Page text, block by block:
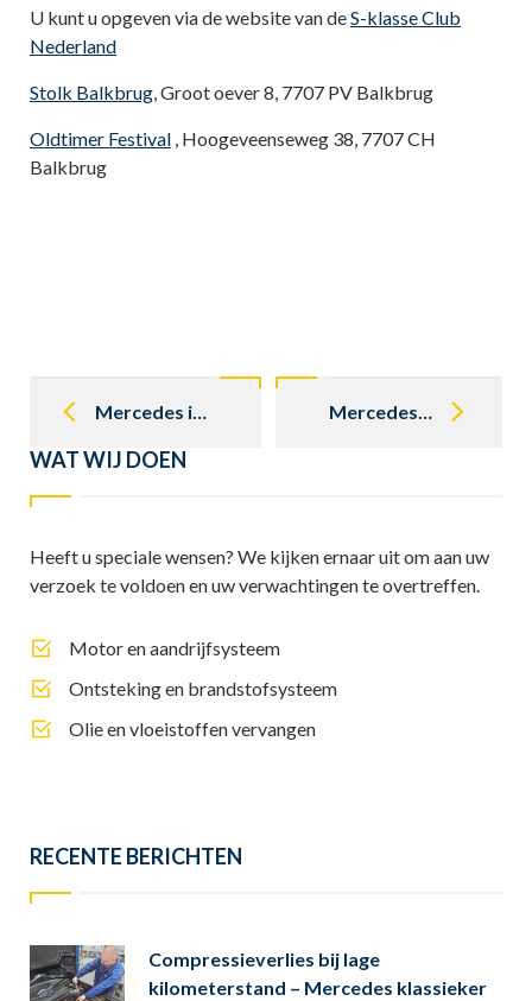
U kunt u opgeven via de website van deS-klasse Club
Nederland
Stolk Balkbrug, Groot oever 8, 7707 PV Balkbrug
Oldtimer Festival , Hoogeveenseweg 38, 7707 CH
Balkbrug
navigation
Mercedes ingezakte stoelen opvullen Mercedes-Benz Club Nederland bij Stolk Balkbrug
WAT WIJ DOEN
Heeft u speciale wensen? We kijken ernaar uit om aan uw
verzoek te voldoen en uw verwachtingen te overtreffen.
Motor en aandrijfsysteem
Ontsteking en brandstofsysteem
Olie en vloeistoffen vervangen
RECENTE BERICHTEN
Compressieverlies bij lage
kilometerstand – Mercedes klassieker